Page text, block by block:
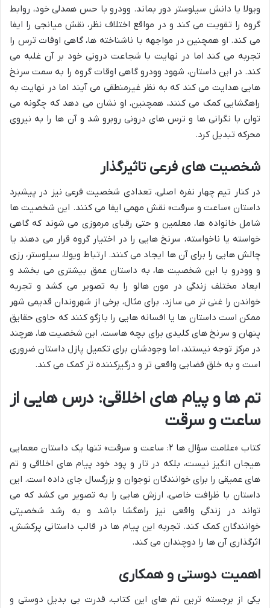
ویولا یا دانش سیلوستر دور بماند. وودرو با حس همدلی خود، روابط
گروه را تقویت می کند و در مواقع اختلاف نظر، نقش میانجی را ایفا
می کند. او همچنین در مواجهه با ناشناخته ها، گاهی اوقات ترس را
تجربه می کند اما در نهایت با شجاعت درونی خود بر آن غلبه می
کند. در این داستان، شهود وودرو گاهی اوقات گروه را به سمت سرنخ
هایی هدایت می کند که به نظر غیرمنطقی می آیند اما در نهایت به
راهگشایی کمک می کنند، همچنین، او نشان می دهد که چگونه می
توان با نگرانی ها و ترس های درونی روبرو شد و آن ها را به نیروی
محرکه تبدیل کرد.
شخصیت های فرعی تاثیرگذار
در کنار تیم چهار نفره اصلی، تعدادی شخصیت فرعی نیز در پیشبرد
داستان «ساعت و سرقت» نقش مهمی ایفا می کنند. این شخصیت ها
شامل خانواده ها، معلمین و حتی رقبای مرموزی می شوند که گاهی
خواسته یا ناخواسته، سرنخ هایی را در اختیار گروه قرار می دهند یا
چالش هایی را برای آن ها ایجاد می کنند. ارتباط ویولا، سیلوستر، رزی
و وودرو با این شخصیت ها، به داستان عمق بیشتری می بخشد و
ابعاد مختلف زندگی در مون هالو را به تصویر می کشد و تجربه
خواندن را غنی تر می سازد. برای مثال، برخی از شهروندان قدیمی شهر
ممکن است داستان ها یا افسانه هایی را بازگو کنند که حاوی حقایق
پنهان و سرنخ های کلیدی برای بچه هاست. این شخصیت ها، هرچند
در مرکز توجه نیستند، اما وجودشان برای تکمیل پازل داستان ضروری
است و به خلق فضایی واقعی تر و درگیرکننده تر کمک می کند.
تم ها و پیام های اخلاقی: درس هایی از
ساعت و سرقت
کتاب «علامت سؤال ها ۲: ساعت و سرقت» تنها یک داستان معمایی
هیجان انگیز نیست، بلکه در تار و پود خود پیام های اخلاقی و تم
های عمیقی را برای خوانندگان نوجوان و بزرگسال جای داده است. این
داستان با ظرافت خاصی، ارزش هایی را به تصویر می کشد که می
تواند در زندگی واقعی نیز راهگشا باشد و به رشد شخصیتی
خوانندگان کمک کند. تجربه این پیام ها در قالب داستانی پرکشش،
اثرگذاری آن ها را دوچندان می کند.
اهمیت دوستی و همکاری
یکی از برجسته ترین تم های این کتاب، قدرت بی بدیل دوستی و